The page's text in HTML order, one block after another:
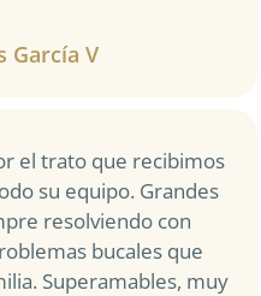
García V
el trato que recibimos
su equipo. Grandes
resolviendo con
bucales que
Superamables, muy